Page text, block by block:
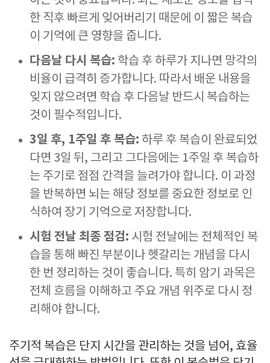
한 직후 빠르게 잊어버리기 때문에 이 짧은 복습
이 기억에 큰 영향을 줍니다.
다음날 다시 복습: 학습 후 하루가 지나면 망각의
비율이 급격히 증가합니다. 따라서 배운 내용을
잊지 않으려면 학습 후 다음날 반드시 복습하는
것이 필수적입니다.
3일 후, 1주일 후 복습: 하루 후 복습이 완료되었
다면 3일 뒤, 그리고 그다음에는 1주일 후 복습하
는 주기로 점점 간격을 늘려가야 합니다. 이 과정
을 반복하면 뇌는 해당 정보를 중요한 정보로 인
식하여 장기 기억으로 저장합니다.
시험 전날 최종 점검: 시험 전날에는 전체적인 복
습을 통해 빠진 부분이나 헷갈리는 개념을 다시
한 번 정리하는 것이 좋습니다. 특히 암기 과목은
전체 흐름을 이해하고 주요 개념 위주로 다시 정
리해야 합니다.
주기적 복습은 단지 시간을 관리하는 것을 넘어, 효율